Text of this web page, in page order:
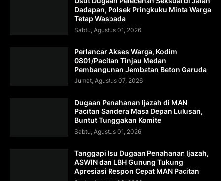
Dadapan, Polsek Pringkuku Minta Warga
Tetap Waspada
Sabtu, Agustus 01, 2026
Perlancar Akses Warga, Kodim
0801/Pacitan Tinjau Medan
Pembangunan Jembatan Beton Garuda
Jumat, Agustus 07, 2026
Dugaan Penahanan Ijazah di MAN
Pacitan Sandera Masa Depan Lulusan,
Buntut Tunggakan Komite
Sabtu, Agustus 01, 2026
Tanggapi Isu Dugaan Penahanan Ijazah,
ASWIN dan LBH Gunung Tukung
Apresiasi Respon Cepat MAN Pacitan